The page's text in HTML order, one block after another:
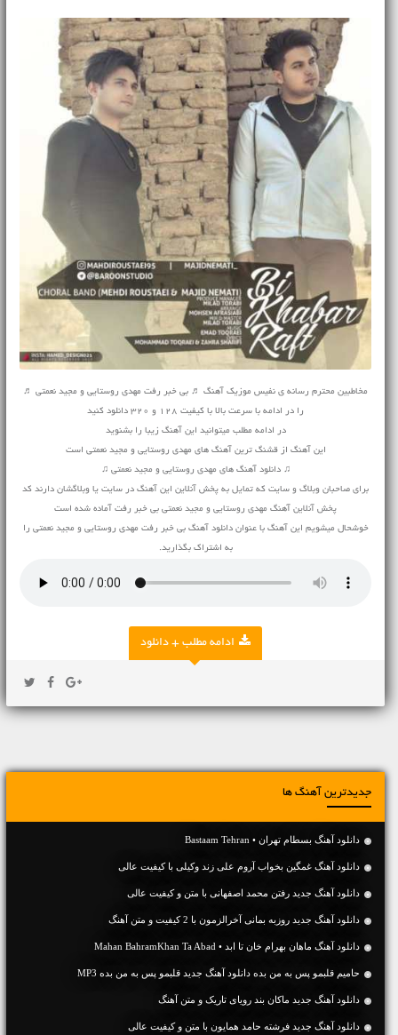
مخاطبین محترم رسانه ی نفیس موزیک آهنگ ♬ بی خبر رفت مهدی روستایی و مجید نعمتی ♬
را در ادامه با سرعت بالا با کیفیت 128 و 320 دانلود کنید
در ادامه مطلب میتوانید این آهنگ زیبا را بشنوید
این آهنگ از قشنگ ترین آهنگ های مهدی روستایی و مجید نعمتی است
♫ دانلود آهنگ های مهدی روستایی و مجید نعمتی ♫
برای صاحبان وبلاگ و سایت که تمایل به پخش آنلاین این آهنگ در سایت یا وبلاگشان دارند کد
پخش آنلاین آهنگ مهدی روستایی و مجید نعمتی بی خبر رفت آماده شده است
خوشحال میشویم این آهنگ با عنوان دانلود آهنگ بی خبر رفت مهدی روستایی و مجید نعمتی را
به اشتراک بگذارید.
ادامه مطلب + دانلود
جدیدترین آهنگ ها
دانلود آهنگ بسطام تهران • Bastaam Tehran
دانلود آهنگ غمگین بخواب آروم علی زند وکیلی با کیفیت عالی
دانلود آهنگ جديد رفتن محمد اصفهانی با متن و کیفیت عالی
دانلود آهنگ جديد روزبه بمانی آخرالزمون با 2 کیفیت و متن آهنگ
دانلود آهنگ ماهان بهرام خان تا ابد • Mahan BahramKhan Ta Abad
حامیم قلبمو پس به من بده دانلود آهنگ جدید قلبمو پس به من بده MP3
دانلود آهنگ جديد ماکان بند رویای تاریک و متن آهنگ
دانلود آهنگ جديد فرشته حامد همایون با متن و کیفیت عالی